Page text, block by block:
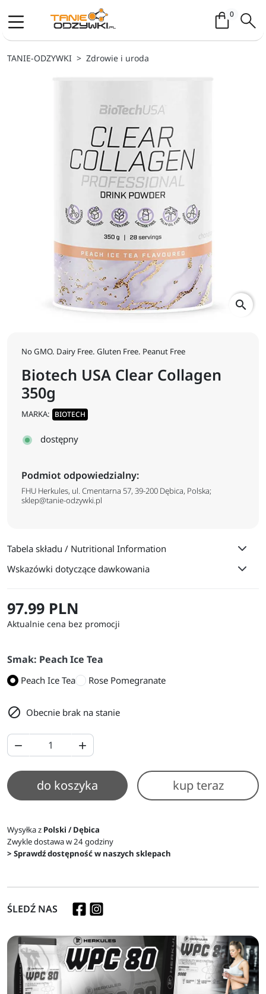
0Koszyk /
TANIE-ODZYWKI Zdrowie i uroda
search
No GMO. Dairy Free. Gluten Free. Peanut Free
Biotech USA Clear Collagen
350g
MARKA: BIOTECH
dostępny
Podmiot odpowiedzialny:
FHU Herkules, ul. Cmentarna 57, 39-200 Dębica, Polska;
sklep@tanie-odzywki.pl
Tabela składu / Nutritional Information
Wskazówki dotyczące dawkowania
97.99 PLN
Aktualnie cena bez promocji
Smak: Peach Ice Tea
Peach Ice Tea Rose Pomegranate
 Obecnie brak na stanie
 
do koszyka kup teraz
Wysyłka z Polski / Dębica
Zwykle dostawa w 24 godziny
> Sprawdź dostępność w naszych sklepach
ŚLEDŹ NAS